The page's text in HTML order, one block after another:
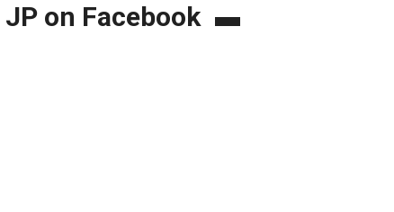
JP on Facebook